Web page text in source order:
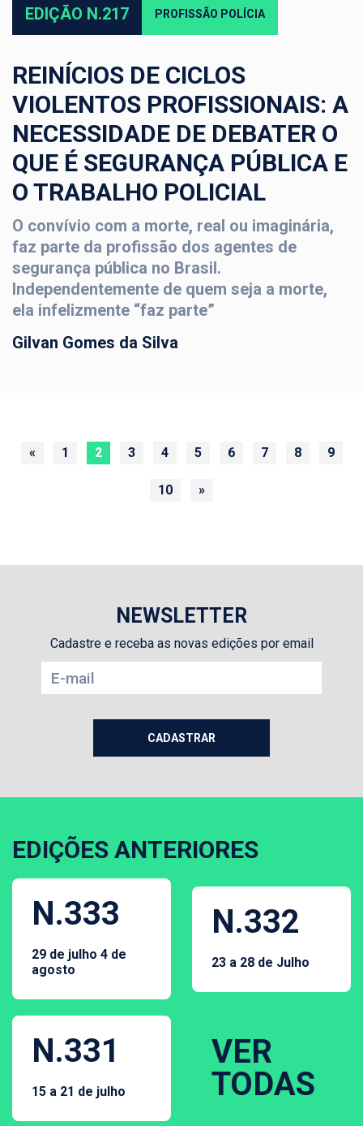
EDIÇÃO N.217 PROFISSÃO POLÍCIA
REINÍCIOS DE CICLOS
VIOLENTOS PROFISSIONAIS: A
NECESSIDADE DE DEBATER O
QUE É SEGURANÇA PÚBLICA E
O TRABALHO POLICIAL
O convívio com a morte, real ou imaginária,
faz parte da profissão dos agentes de
segurança pública no Brasil.
Independentemente de quem seja a morte,
ela infelizmente “faz parte”
Gilvan Gomes da Silva
« 1 2 3 4 5 6 7 8 9
10 »
NEWSLETTER
Cadastre e receba as novas edições por email
EDIÇÕES ANTERIORES
N.333
29 de julho 4 de
agosto
N.332
23 a 28 de Julho
N.331
15 a 21 de julho
VER
TODAS